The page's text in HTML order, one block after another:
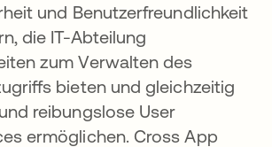
und Benutzerfreundlichkeit
die IT-Abteilung
zum Verwalten des
bieten und gleichzeitig
reibungslose User
ermöglichen. Cross App